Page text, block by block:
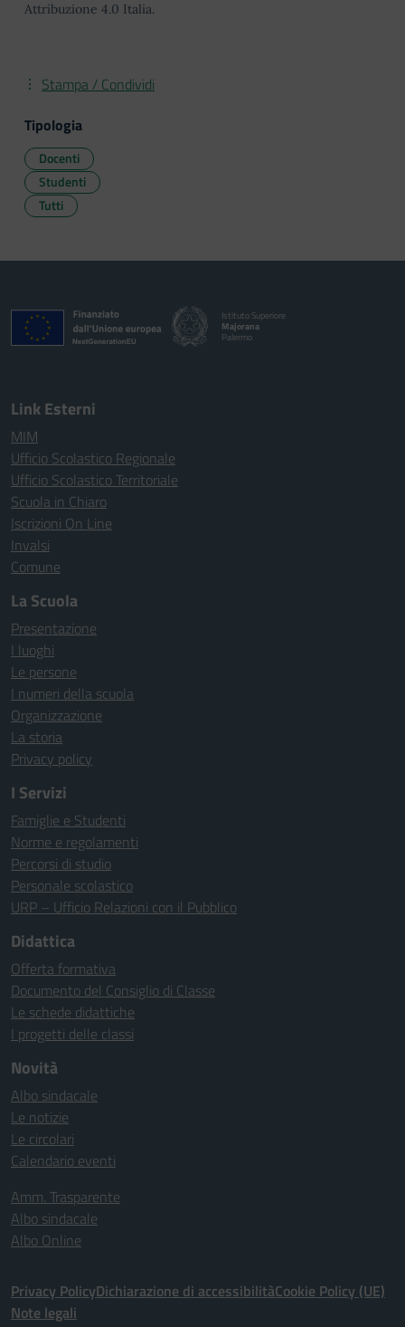
Attribuzione 4.0 Italia.
Stampa / Condividi
Tipologia
Docenti
Studenti
Tutti
Istituto Superiore
Majorana
Palermo
Link Esterni
MIM
Ufficio Scolastico Regionale
Ufficio Scolastico Territoriale
Scuola in Chiaro
Iscrizioni On Line
Invalsi
Comune
La Scuola
Presentazione
I luoghi
Le persone
I numeri della scuola
Organizzazione
La storia
Privacy policy
I Servizi
Famiglie e Studenti
Norme e regolamenti
Percorsi di studio
Personale scolastico
URP – Ufficio Relazioni con il Pubblico
Didattica
Offerta formativa
Documento del Consiglio di Classe
Le schede didattiche
I progetti delle classi
Novità
Albo sindacale
Le notizie
Le circolari
Calendario eventi
Amm. Trasparente
Albo sindacale
Albo Online
Privacy PolicyDichiarazione di accessibilitàCookie Policy (UE)
Note legali